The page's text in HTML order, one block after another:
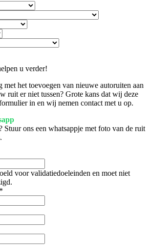
u verder!
het toevoegen van nieuwe autoruiten aan
ruit er niet tussen? Grote kans dat wij deze
in en wij nemen contact met u op.
Stuur ons een whatsappje met foto van de ruit
voor validatiedoeleinden en moet niet
*